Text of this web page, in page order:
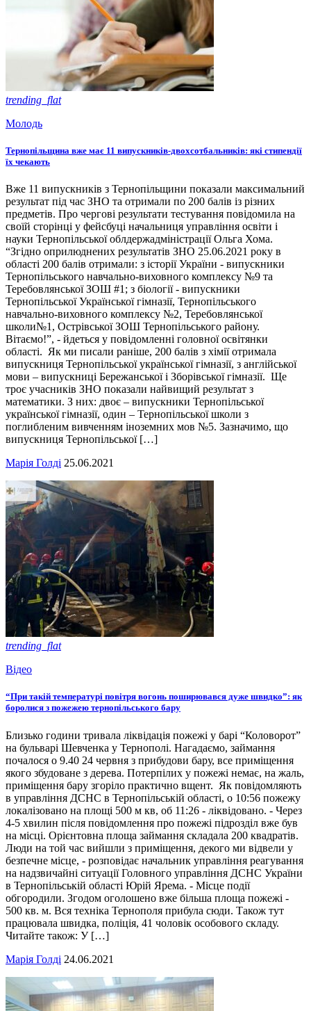
trending_flat
Молодь
Тернопільщина вже має 11 випускників-двохсотбальників: які стипендії
їх чекають
Вже 11 випускників з Тернопільщини показали максимальний
результат під час ЗНО та отримали по 200 балів із різних
предметів. Про чергові результати тестування повідомила на
своїй сторінці у фейсбуці начальниця управління освіти і
науки Тернопільської облдержадміністрації Ольга Хома.
“Згідно оприлюднених результатів ЗНО 25.06.2021 року в
області 200 балів отримали: з історії України - випускники
Тернопільського навчально-виховного комплексу №9 та
Теребовлянської ЗОШ #1; з біології - випускники
Тернопільської Української гімназії, Тернопільського
навчально-виховного комплексу №2, Теребовлянської
школи№1, Острівської ЗОШ Тернопільського району.
Вітаємо!”, - йдеться у повідомленні головної освітянки
області. Як ми писали раніше, 200 балів з хімії отримала
випускниця Тернопільської української гімназії, з англійської
мови – випускниці Бережанської і Зборівської гімназії. Ще
троє учасників ЗНО показали найвищий результат з
математики. З них: двоє – випускники Тернопільської
української гімназії, один – Тернопільської школи з
поглибленим вивченням іноземних мов №5. Зазначимо, що
випускниця Тернопільської […]
Марія Голді 25.06.2021
trending_flat
Відео
“При такій температурі повітря вогонь поширювався дуже швидко”: як
боролися з пожежею тернопільського бару
Близько години тривала ліквідація пожежі у барі “Коловорот”
на бульварі Шевченка у Тернополі. Нагадаємо, займання
почалося о 9.40 24 червня з прибудови бару, все приміщення
якого збудоване з дерева. Потерпілих у пожежі немає, на жаль,
приміщення бару згоріло практично вщент. Як повідомляють
в управління ДСНС в Тернопільській області, о 10:56 пожежу
локалізовано на площі 500 м кв, об 11:26 - ліквідовано. - Через
4-5 хвилин після повідомлення про пожежі підрозділ вже був
на місці. Орієнтовна площа займання складала 200 квадратів.
Люди на той час вийшли з приміщення, декого ми відвели у
безпечне місце, - розповідає начальник управління реагування
на надзвичайні ситуації Головного управління ДСНС України
в Тернопільській області Юрій Ярема. - Місце події
обгородили. Згодом оголошено вже більша площа пожежі -
500 кв. м. Вся техніка Тернополя прибула сюди. Також тут
працювала швидка, поліція, 41 чоловік особового складу.
Читайте також: У […]
Марія Голді 24.06.2021